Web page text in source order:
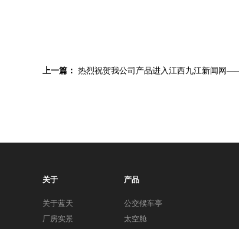
上一篇： 热烈祝贺我公司产品进入江西九江新闻网
关于
关于蓝天
厂房实景
产品
公交候车亭
太空舱